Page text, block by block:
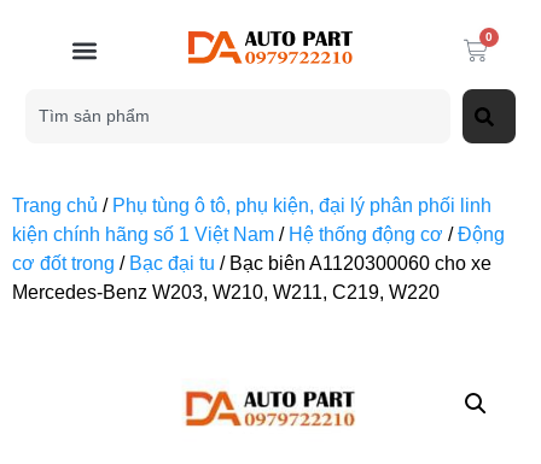
0
Trang chủ / Phụ tùng ô tô, phụ kiện, đại lý phân phối linh
kiện chính hãng số 1 Việt Nam / Hệ thống động cơ /Động
cơ đốt trong / Bạc đại tu / Bạc biên A1120300060 cho xe
Mercedes-Benz W203, W210, W211, C219, W220